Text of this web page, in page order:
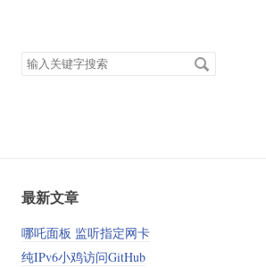
搜
最新文章
哪吒面板 监听指定网卡
纯IPv6小鸡访问GitHub